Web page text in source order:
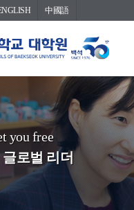
中國語
you free
로벌 리더